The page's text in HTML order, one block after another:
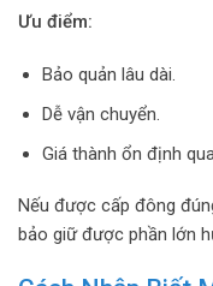
Ưu điểm:
Bảo quản lâu dài.
Dễ vận chuyển.
Giá thành ổn định
Nếu được cấp đông
bảo giữ được phần lớn